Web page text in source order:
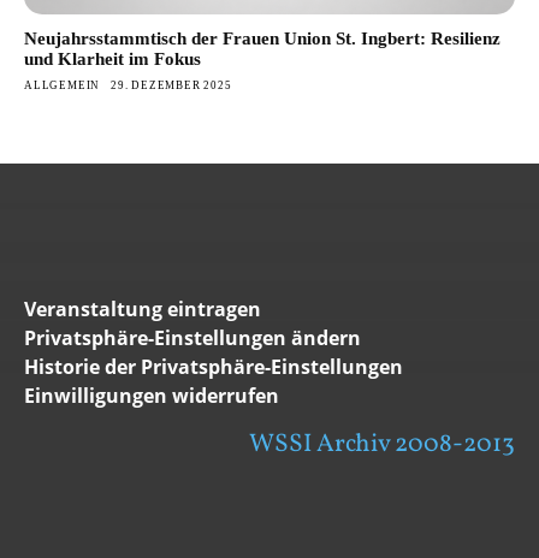
Neujahrsstammtisch der Frauen Union St. Ingbert: Resilienz
und Klarheit im Fokus
ALLGEMEIN 29. DEZEMBER 2025
Veranstaltung eintragen
Privatsphäre-Einstellungen ändern
Historie der Privatsphäre-Einstellungen
Einwilligungen widerrufen
WSSI Archiv 2008-2013